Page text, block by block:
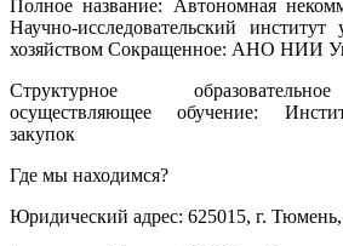
Полное название: Автономная
Научно-исследовательский
хозяйством Сокращенное: АНО НИИ
Структурное
осуществляющее обучение:
закупок
Где мы находимся?
Юридический адрес: 625015, г.